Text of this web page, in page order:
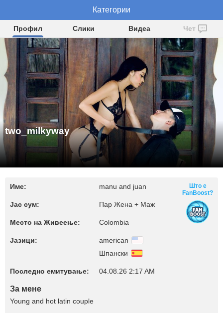
two_milkyway
Профил Слики Видеа Чет
two_milkyway
Име: manu and juan
Јас сум: Пар Жена + Маж
Место на Живеење: Colombia
Јазици:
american
Шпански
Последно емитување: 04.08.26 2:17 AM
Што е
FanBoost?
За мене
Young and hot latin couple
Категории